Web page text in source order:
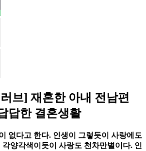
브] 재혼한 아내 전남편
답한 결혼생활
없다고 한다. 인생이 그렇듯이 사랑에도
양각색이듯이 사랑도 천차만별이다. 인